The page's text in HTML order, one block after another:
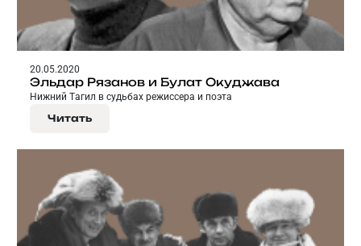
20.05.2020
Эльдар Рязанов и Булат Окуджава
Нижний Тагил в судьбах режиссера и поэта
Читать